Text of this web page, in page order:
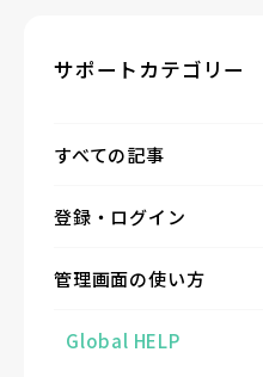
サポートカテゴリー
すべての記事
登録・ログイン
管理画面の使い方
Global HELP